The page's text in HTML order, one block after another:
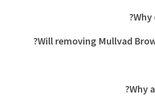
Why
Will removing Mullvad
Why